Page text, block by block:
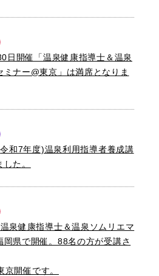
日開催「温泉健康指導士＆温泉
ミナー@東京」は満席となりま
和7年度)温泉利用指導者養成講
た。
泉健康指導士＆温泉ソムリエマ
岡県で開催。88名の方が受講さ
開催です。